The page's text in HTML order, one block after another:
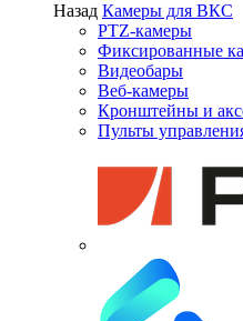
Назад Камеры для ВКС
PTZ-камеры
Фиксированные
Видеобары
Веб-камеры
Кронштейны и
Пульты